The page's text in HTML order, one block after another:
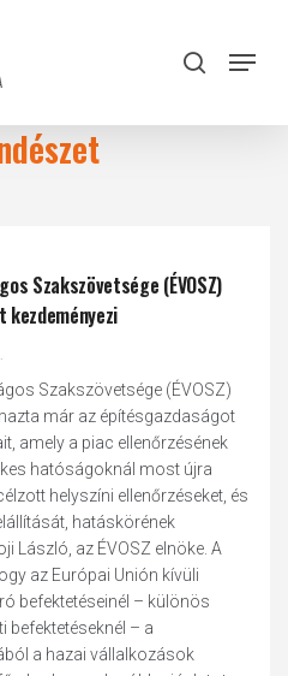
search
Menu
Szakszövetsége (ÉVOSZ)
Szakszövetsége (ÉVOSZ)
már az építésgazdaságot
amely a piac ellenőrzésének
hatóságoknál most újra
helyszíni ellenőrzéseket, és
hatáskörének
László, az ÉVOSZ elnöke. A
az Európai Unión kívüli
befektetéseinél – különös
befektetéseknél – a
a hazai vállalkozások
Close